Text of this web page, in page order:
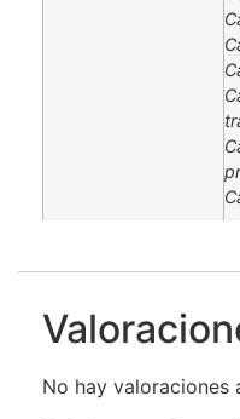
No hay valoraciones